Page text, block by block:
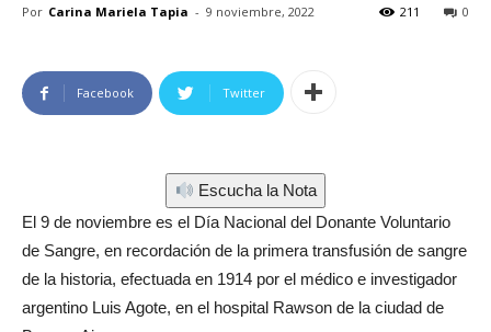
Por Carina Mariela Tapia - 9 noviembre, 2022 0
211
Facebook Twitter
Escucha la Nota
El 9 de noviembre es el Día Nacional del Donante Voluntario
de Sangre, en recordación de la primera transfusión de sangre
de la historia, efectuada en 1914 por el médico e investigador
argentino Luis Agote, en el hospital Rawson de la ciudad de